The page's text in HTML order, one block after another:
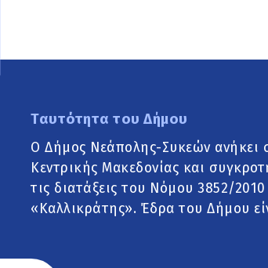
Ταυτότητα του Δήμου
Ο Δήμος Νεάπολης-Συκεών ανήκει
Κεντρικής Μακεδονίας και
τις διατάξεις του Νόμου 3852/
«Καλλικράτης». Έδρα του Δήμου